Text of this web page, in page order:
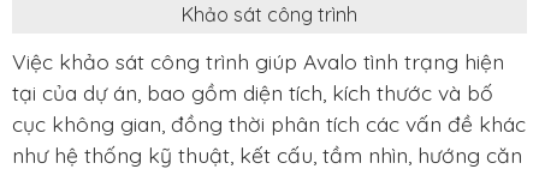
Khảo sát công trình
Việc khảo sát công trình giúp Avalo tình trạng hiện
tại của dự án, bao gồm diện tích, kích thước và bố
cục không gian, đồng thời phân tích các vấn đề khác
như hệ thống kỹ thuật, kết cấu, tầm nhìn, hướng căn